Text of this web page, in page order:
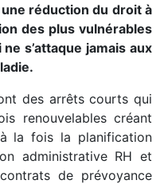
une réduction du droit à
des plus vulnérables
s’attaque jamais aux
des arrêts courts qui
renouvelables créant
la fois la planification
administrative RH et
de prévoyance